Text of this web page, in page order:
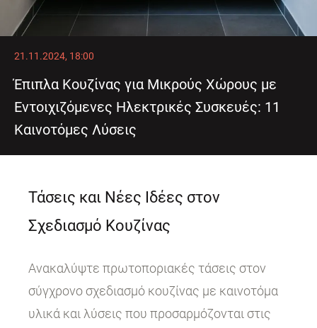
21.11.2024, 18:00
Έπιπλα Κουζίνας για Μικρούς Χώρους με
Εντοιχιζόμενες Ηλεκτρικές Συσκευές: 11
Καινοτόμες Λύσεις
Τάσεις και Νέες Ιδέες στον
Σχεδιασμό Κουζίνας
Ανακαλύψτε πρωτοποριακές τάσεις στον
σύγχρονο σχεδιασμό κουζίνας με καινοτόμα
υλικά και λύσεις που προσαρμόζονται στις